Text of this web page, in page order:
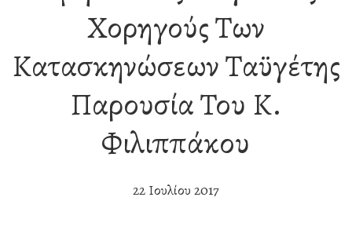
Χορηγούς Των
Κατασκηνώσεων Ταϋγέτης
Παρουσία Του Κ.
Φιλιππάκου
22 Ιουλίου 2017